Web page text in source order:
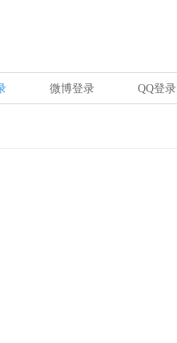
微博登录 QQ登录